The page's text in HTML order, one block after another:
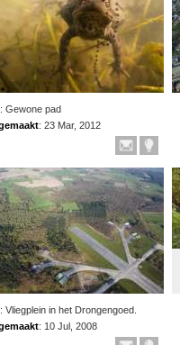
: Gewone pad
: 23 Mar, 2012
: Vliegplein in het Drongengoed.
: 10 Jul, 2008